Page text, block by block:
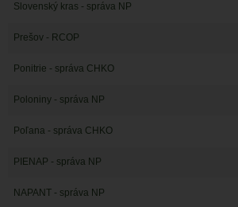
Slovenský kras - správa NP
Prešov - RCOP
Ponitrie - správa CHKO
Poloniny - správa NP
Poľana - správa CHKO
PIENAP - správa NP
NAPANT - správa NP